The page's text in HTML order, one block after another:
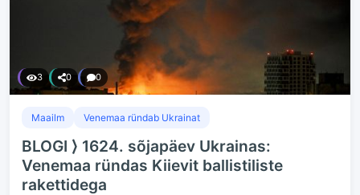
3 0 0
Maailm Venemaa ründab Ukrainat
BLOGI ⟩ 1624. sõjapäev Ukrainas:
Venemaa ründas Kiievit ballistiliste
rakettidega